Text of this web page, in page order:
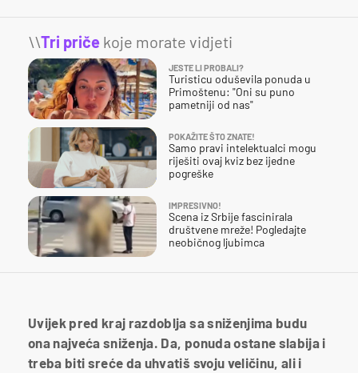
\\Tri priče koje morate vidjeti
JESTE LI PROBALI?
Turisticu oduševila ponuda u
Primoštenu: "Oni su puno
pametniji od nas"
POKAŽITE ŠTO ZNATE!
Samo pravi intelektualci mogu
riješiti ovaj kviz bez ijedne
pogreške
IMPRESIVNO!
Scena iz Srbije fascinirala
društvene mreže! Pogledajte
neobičnog ljubimca
Uvijek pred kraj razdoblja sa sniženjima budu
ona najveća sniženja. Da, ponuda ostane slabija i
treba biti sreće da uhvatiš svoju veličinu, ali i